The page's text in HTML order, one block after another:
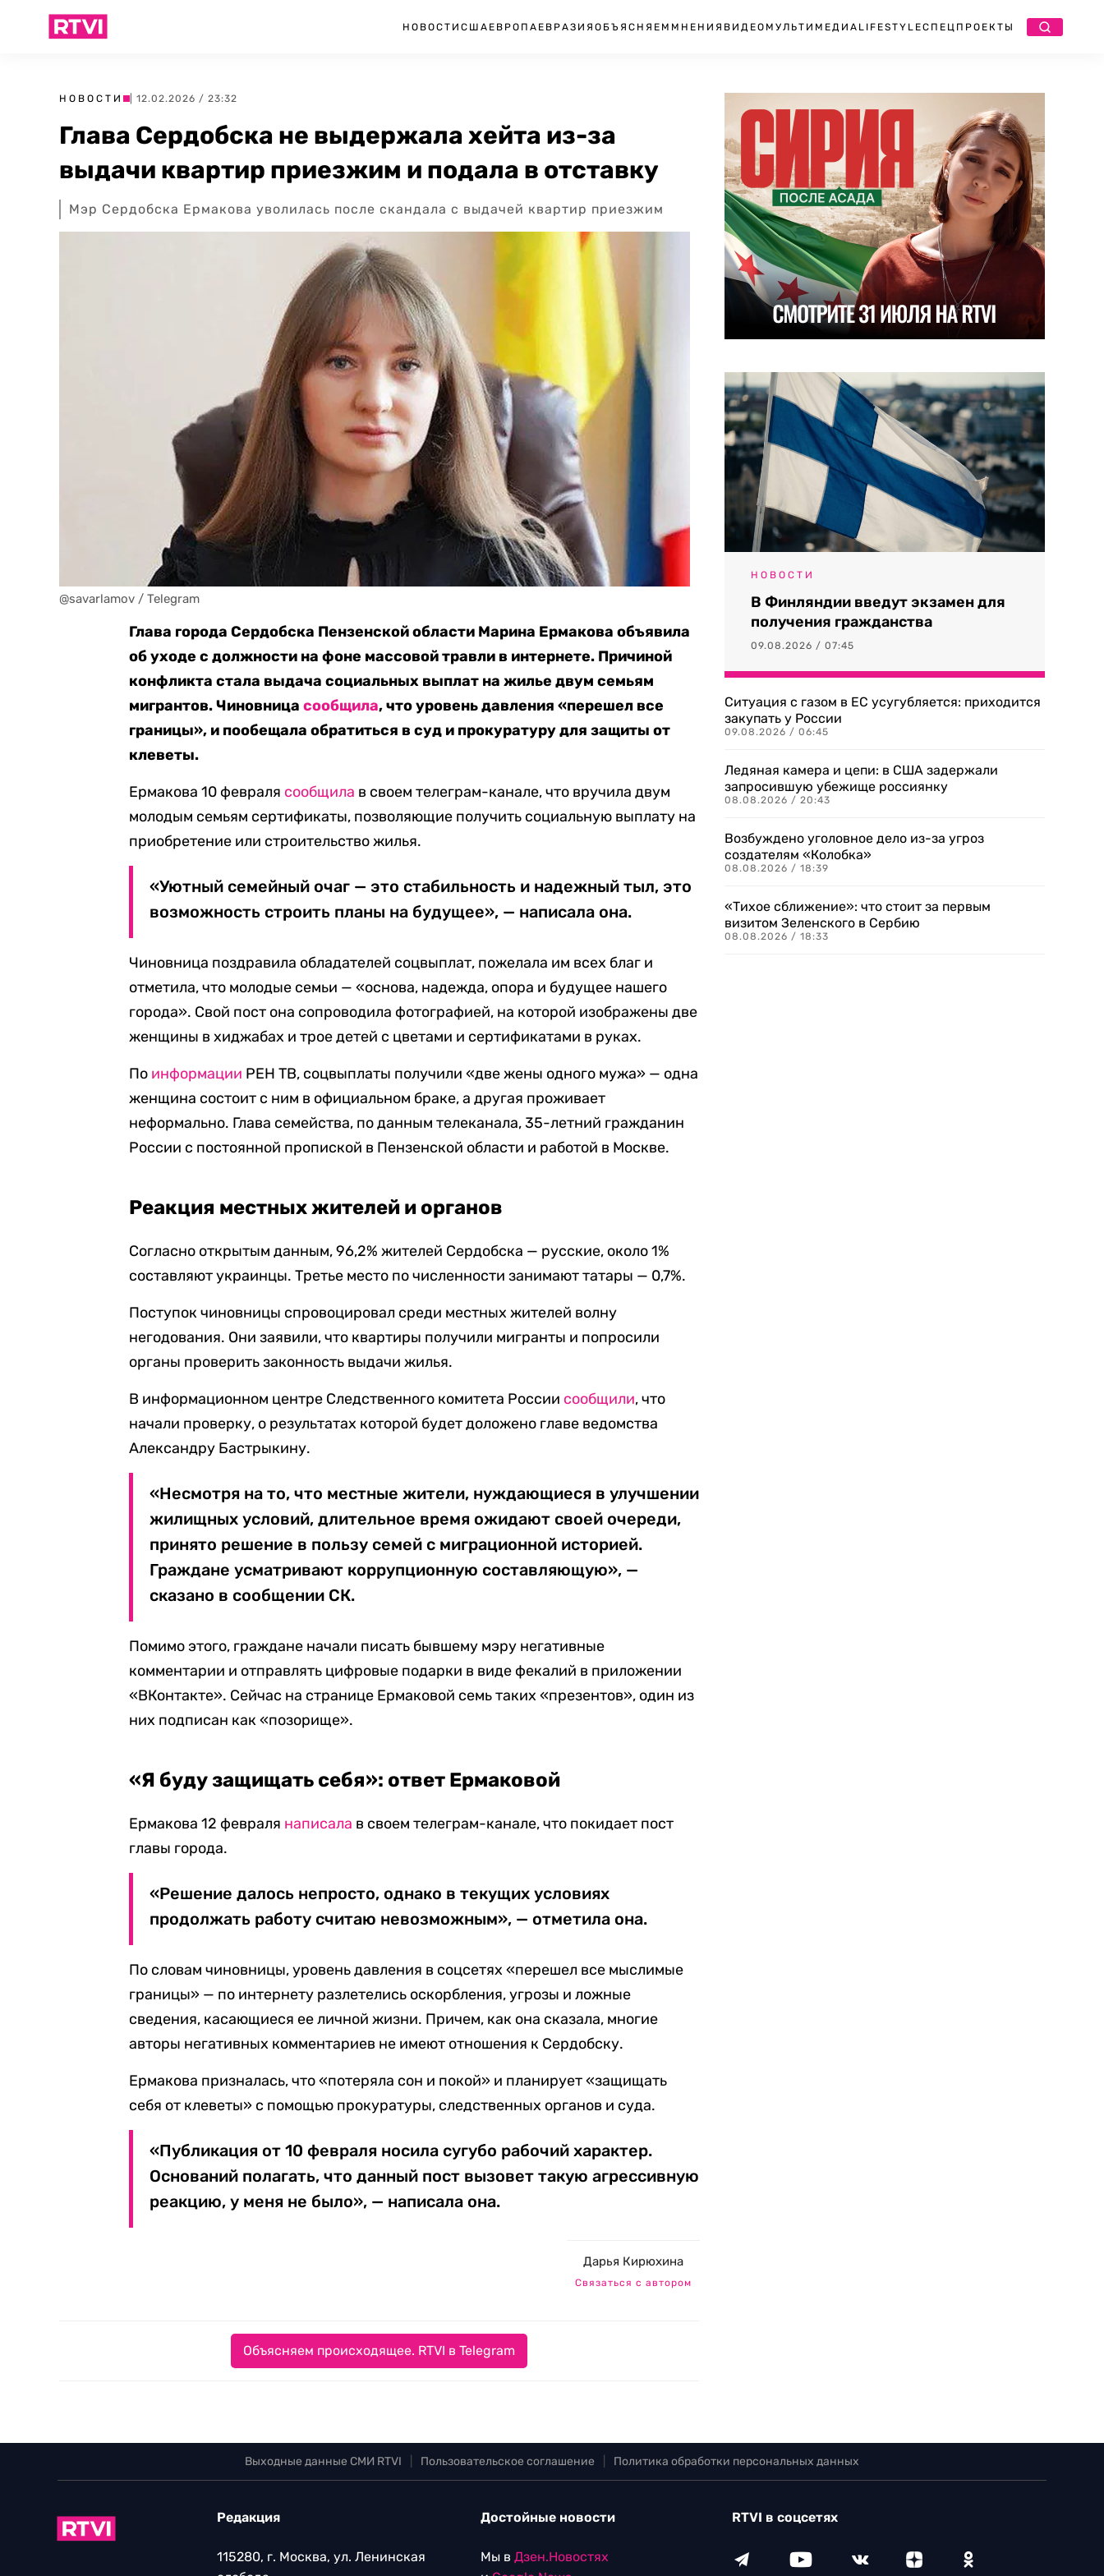
НОВОСТИ США ЕВРОПА ЕВРАЗИЯ ОБЪЯСНЯЕМ МНЕНИЯ ВИДЕО МУЛЬТИМЕДИА LIFESTYLEСПЕЦПРОЕКТЫ
НОВОСТИ | 12.02.2026 / 23:32
Глава Сердобска не выдержала хейта из-за
выдачи квартир приезжим и подала в отставку
Мэр Сердобска Ермакова уволилась после скандала с выдачей квартир приезжим
@savarlamov / Telegram
Глава города Сердобска Пензенской области Марина Ермакова объявила
об уходе с должности на фоне массовой травли в интернете. Причиной
конфликта стала выдача социальных выплат на жилье двум семьям
мигрантов. Чиновницасообщила, что уровень давления «перешел все
границы», и пообещала обратиться в суд и прокуратуру для защиты от
клеветы.
Ермакова 10 февраля сообщила в своем телеграм-канале, что вручила двум
молодым семьям сертификаты, позволяющие получить социальную выплату на
приобретение или строительство жилья.
«Уютный семейный очаг — это стабильность и надежный тыл, это
возможность строить планы на будущее», — написала она.
Чиновница поздравила обладателей соцвыплат, пожелала им всех благ и
отметила, что молодые семьи — «основа, надежда, опора и будущее нашего
города». Свой пост она сопроводила фотографией, на которой изображены две
женщины в хиджабах и трое детей с цветами и сертификатами в руках.
По информации РЕН ТВ, соцвыплаты получили «две жены одного мужа» — одна
женщина состоит с ним в официальном браке, а другая проживает
неформально. Глава семейства, по данным телеканала, 35-летний гражданин
России с постоянной пропиской в Пензенской области и работой в Москве.
Реакция местных жителей и органов
Согласно открытым данным, 96,2% жителей Сердобска — русские, около 1%
составляют украинцы. Третье место по численности занимают татары — 0,7%.
Поступок чиновницы спровоцировал среди местных жителей волну
негодования. Они заявили, что квартиры получили мигранты и попросили
органы проверить законность выдачи жилья.
В информационном центре Следственного комитета России сообщили, что
начали проверку, о результатах которой будет доложено главе ведомства
Александру Бастрыкину.
«Несмотря на то, что местные жители, нуждающиеся в улучшении
жилищных условий, длительное время ожидают своей очереди,
принято решение в пользу семей с миграционной историей.
Граждане усматривают коррупционную составляющую», —
сказано в сообщении СК.
Помимо этого, граждане начали писать бывшему мэру негативные
комментарии и отправлять цифровые подарки в виде фекалий в приложении
«ВКонтакте». Сейчас на странице Ермаковой семь таких «презентов», один из
них подписан как «позорище».
«Я буду защищать себя»: ответ Ермаковой
Ермакова 12 февраля написала в своем телеграм-канале, что покидает пост
главы города.
«Решение далось непросто, однако в текущих условиях
продолжать работу считаю невозможным», — отметила она.
По словам чиновницы, уровень давления в соцсетях «перешел все мыслимые
границы» — по интернету разлетелись оскорбления, угрозы и ложные
сведения, касающиеся ее личной жизни. Причем, как она сказала, многие
авторы негативных комментариев не имеют отношения к Сердобску.
Ермакова призналась, что «потеряла сон и покой» и планирует «защищать
себя от клеветы» с помощью прокуратуры, следственных органов и суда.
«Публикация от 10 февраля носила сугубо рабочий характер.
Оснований полагать, что данный пост вызовет такую агрессивную
реакцию, у меня не было», — написала она.
Дарья Кирюхина
Связаться с автором
Объясняем происходящее. RTVI в Telegram
НОВОСТИ
В Финляндии введут экзамен для
получения гражданства
09.08.2026 / 07:45
Ситуация с газом в ЕС усугубляется: приходится
закупать у России
09.08.2026 / 06:45
Ледяная камера и цепи: в США задержали
запросившую убежище россиянку
08.08.2026 / 20:43
Возбуждено уголовное дело из-за угроз
создателям «Колобка»
08.08.2026 / 18:39
«Тихое сближение»: что стоит за первым
визитом Зеленского в Сербию
08.08.2026 / 18:33
Выходные данные СМИ RTVI Пользовательское соглашение Политика обработки персональных данных
Редакция
115280, г. Москва, ул. Ленинская
Достойные новости
Мы в Дзен.Новостях
RTVI в соцсетях